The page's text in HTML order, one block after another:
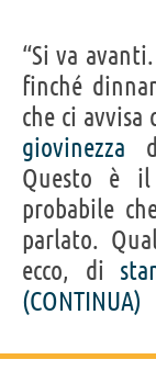
“Si va
finché
che ci avvisa
giovinezza
Questo è il
probabile
parlato.
ecco, di
(CONTINUA)